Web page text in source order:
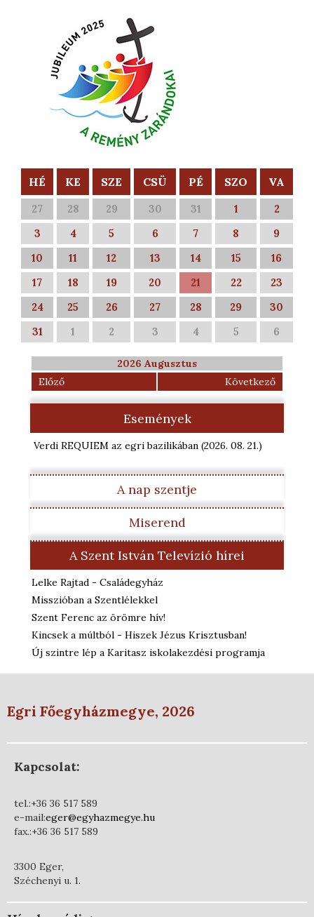
HÉ KE SZE CSÜ PÉ SZO VA
27 28 29 30 31 1
2
3
4 5 6 7 8
9
10
11 12 13 14 15
16
17
18 19 20 21 22
23
24
25 26 27 28 29
30
31
1 2 3 4 5 6
2026 Augusztus
Előző
Következő
Események
Verdi REQUIEM az egri bazilikában (2026. 08. 21.)
A nap szentje
Miserend
A Szent István Televízió hírei
Lelke Rajtad - Családegyház
Misszióban a Szentlélekkel
Szent Ferenc az örömre hív!
Kincsek a múltból - Hiszek Jézus Krisztusban!
Új szintre lép a Karitasz iskolakezdési programja
Egri Főegyházmegye, 2026
Kapcsolat:
tel.:+36 36 517 589
e-mail:eger@egyhazmegye.hu
fax.:+36 36 517 589
3300 Eger,
Széchenyi u. 1.